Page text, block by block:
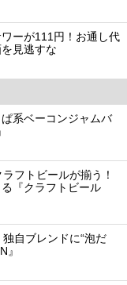
ーが111円！お通し代
見逃すな
系ベーコンジャムバ
フトビールが揃う！
『クラフトビール
自ブレンドに“泡だ
』